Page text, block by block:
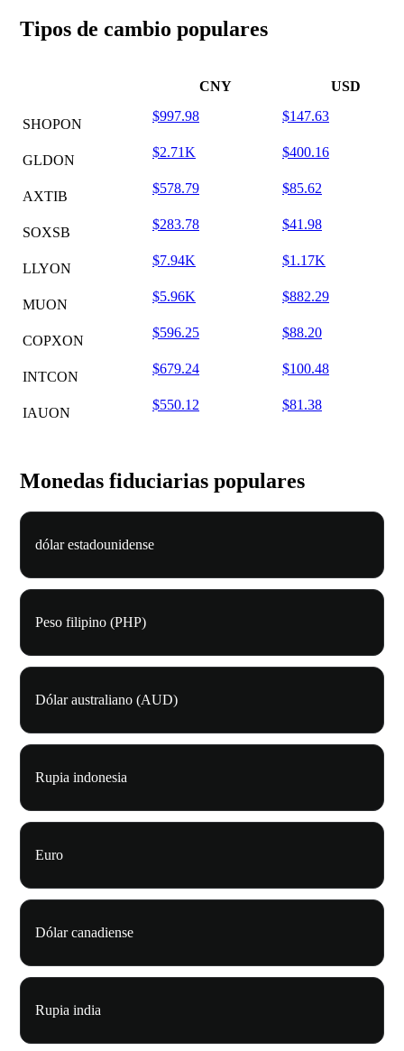
Tipos de cambio populares
CNY USD
SHOPON
$997.98 $147.63
GLDON
$2.71K $400.16
AXTIB
$578.79 $85.62
SOXSB
$283.78 $41.98
LLYON
$7.94K $1.17K
MUON
$5.96K $882.29
COPXON
$596.25 $88.20
INTCON
$679.24 $100.48
IAUON
$550.12 $81.38
Monedas fiduciarias populares
dólar estadounidense
Peso filipino (PHP)
Dólar australiano (AUD)
Rupia indonesia
Euro
Dólar canadiense
Rupia india